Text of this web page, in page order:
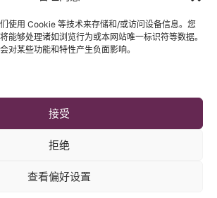
使用 Cookie 等技术来存储和/或访问设备信息。您
能够处理诸如浏览行为或本网站唯一标识符等数据。
对某些功能和特性产生负面影响。
接受
拒绝
查看偏好设置